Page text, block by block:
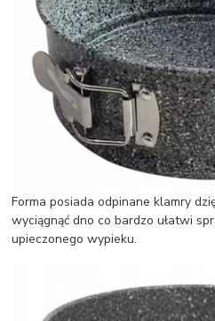
Forma posiada odpinane klamry
wyciągnąć dno co bardzo ułatwi
upieczonego wypieku.